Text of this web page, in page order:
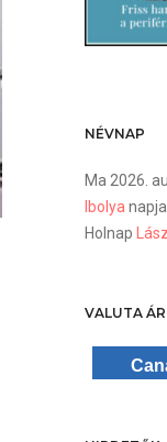
NÉVNAP
Ma 2026.
Ibolyanapja
Holnap
VALUTA